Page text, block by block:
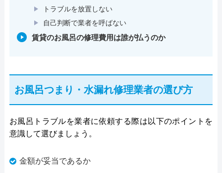
トラブルを放置しない
自己判断で業者を呼ばない
賃貸のお風呂の修理費用は誰が払うのか
お風呂つまり・水漏れ修理業者の選び方
お風呂トラブルを業者に依頼する際は以下のポイントを
意識して選びましょう。
金額が妥当であるか